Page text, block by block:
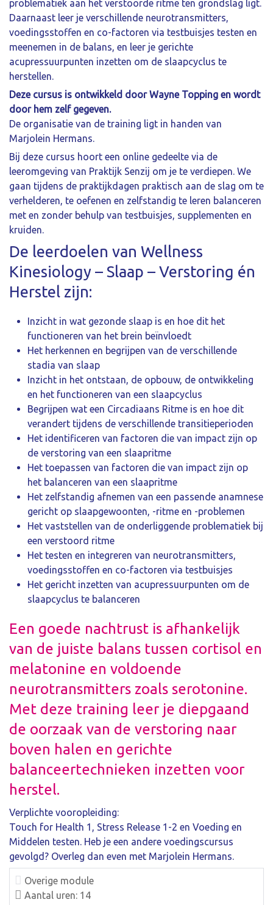
problematiek aan het verstoorde ritme ten grondslag ligt.
Daarnaast leer je verschillende neurotransmitters,
voedingsstoffen en co-factoren via testbuisjes testen en
meenemen in de balans, en leer je gerichte
acupressuurpunten inzetten om de slaapcyclus te
herstellen.
Deze cursus is ontwikkeld door Wayne Topping en wordt
door hem zelf gegeven.
De organisatie van de training ligt in handen van
Marjolein Hermans.
Bij deze cursus hoort een online gedeelte via de
leeromgeving van Praktijk Senzij om je te verdiepen. We
gaan tijdens de praktijkdagen praktisch aan de slag om te
verhelderen, te oefenen en zelfstandig te leren balanceren
met en zonder behulp van testbuisjes, supplementen en
kruiden.
De leerdoelen van Wellness
Kinesiology – Slaap – Verstoring én
Herstel zijn:
Inzicht in wat gezonde slaap is en hoe dit het
functioneren van het brein beïnvloedt
Het herkennen en begrijpen van de verschillende
stadia van slaap
Inzicht in het ontstaan, de opbouw, de ontwikkeling
en het functioneren van een slaapcyclus
Begrijpen wat een Circadiaans Ritme is en hoe dit
verandert tijdens de verschillende transitieperioden
Het identificeren van factoren die van impact zijn op
de verstoring van een slaapritme
Het toepassen van factoren die van impact zijn op
het balanceren van een slaapritme
Het zelfstandig afnemen van een passende anamnese
gericht op slaapgewoonten, -ritme en -problemen
Het vaststellen van de onderliggende problematiek bij
een verstoord ritme
Het testen en integreren van neurotransmitters,
voedingsstoffen en co-factoren via testbuisjes
Het gericht inzetten van acupressuurpunten om de
slaapcyclus te balanceren
Een goede nachtrust is afhankelijk
van de juiste balans tussen cortisol en
melatonine en voldoende
neurotransmitters zoals serotonine.
Met deze training leer je diepgaand
de oorzaak van de verstoring naar
boven halen en gerichte
balanceertechnieken inzetten voor
herstel.
Verplichte vooropleiding:
Touch for Health 1, Stress Release 1-2 en Voeding en
Middelen testen. Heb je een andere voedingscursus
gevolgd? Overleg dan even met Marjolein Hermans.
Overige module
Aantal uren: 14